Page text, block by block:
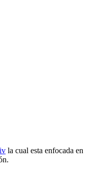
la cual esta enfocada en